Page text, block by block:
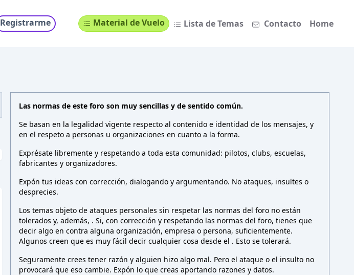
Registrarme Material de Vuelo Lista de Temas Contacto Home
Las normas de este foro son muy sencillas y de sentido común.
Se basan en la legalidad vigente respecto al contenido e identidad de los mensajes, y
en el respeto a personas u organizaciones en cuanto a la forma.
Exprésate libremente y respetando a toda esta comunidad: pilotos, clubs, escuelas,
fabricantes y organizadores.
Expón tus ideas con corrección, dialogando y argumentando. No ataques, insultes o
desprecies.
Los temas objeto de ataques personales sin respetar las normas del foro no están
tolerados y, además, . Si, con corrección y respetando las normas del foro, tienes que
decir algo en contra alguna organización, empresa o persona, suficientemente.
Algunos creen que es muy fácil decir cualquier cosa desde el . Esto se tolerará.
Seguramente crees tener razón y alguien hizo algo mal. Pero el ataque o el insulto no
provocará que eso cambie. Expón lo que creas aportando razones y datos.